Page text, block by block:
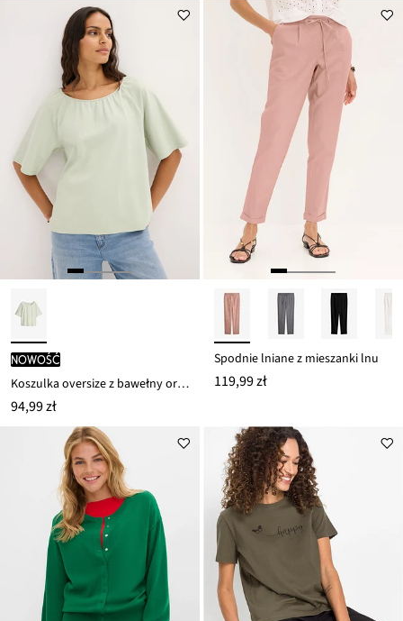
nowość
Koszulka oversize z bawełny organicznej
94,99 zł
Spodnie lniane z mieszanki lnu
119,99 zł